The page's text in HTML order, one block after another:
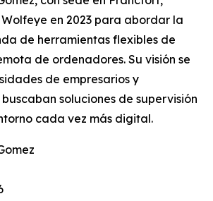
en 2023 para abordar la
de herramientas flexibles de
de ordenadores. Su visión se
de empresarios y
soluciones de supervisión
cada vez más digital.